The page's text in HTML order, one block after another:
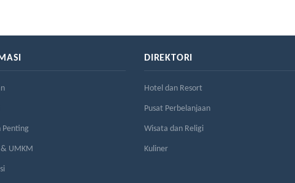
Penting
& UMKM
DIREKTORI
Hotel dan Resort
Pusat Perbelanjaan
Wisata dan Religi
Kuliner